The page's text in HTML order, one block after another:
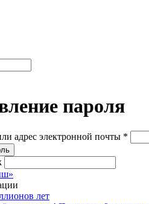
пароля
адрес электронной почты *
лет